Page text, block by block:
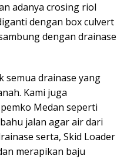
adanya crosing riol
dengan box culvert
dengan drainase
semua drainase yang
Kami juga
Medan seperti
jalan agar air dari
serta, Skid Loader
merapikan baju